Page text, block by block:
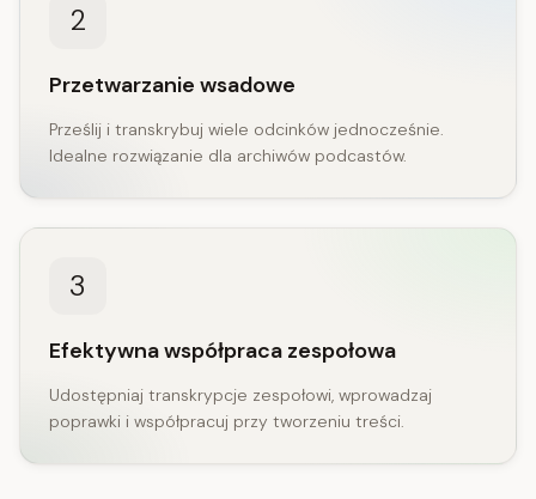
2
Przetwarzanie wsadowe
Prześlij i transkrybuj wiele odcinków jednocześnie.
Idealne rozwiązanie dla archiwów podcastów.
3
Efektywna współpraca zespołowa
Udostępniaj transkrypcje zespołowi, wprowadzaj
poprawki i współpracuj przy tworzeniu treści.